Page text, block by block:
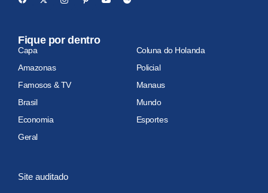
Fique por dentro
Capa
Coluna do Holanda
Amazonas
Policial
Famosos & TV
Manaus
Brasil
Mundo
Economia
Esportes
Geral
Site auditado